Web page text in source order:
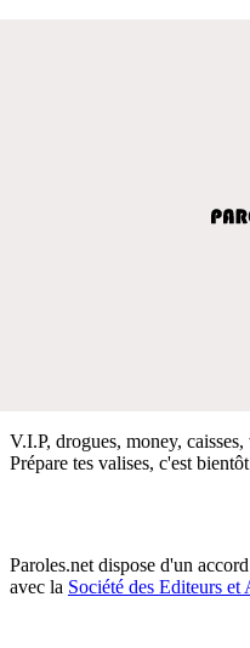
V.I.P, drogues, money,
Prépare tes valises, c'est
Paroles.net dispose d'un
avec la Société des Editeurs